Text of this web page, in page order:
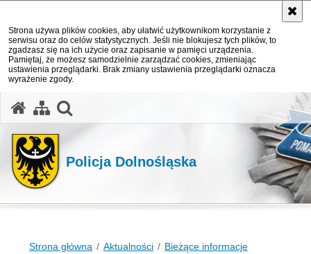
Strona używa plików cookies, aby ułatwić użytkownikom korzystanie z
serwisu oraz do celów statystycznych. Jeśli nie blokujesz tych plików, to
zgadzasz się na ich użycie oraz zapisanie w pamięci urządzenia.
Pamiętaj, że możesz samodzielnie zarządzać cookies, zmieniając
ustawienia przeglądarki. Brak zmiany ustawienia przeglądarki oznacza
wyrażenie zgody.
Policja Dolnośląska
Strona główna Aktualności Bieżące informacje